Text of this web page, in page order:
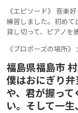
《エピソード》 音楽
練習しました。初め
貸し切って、ピアノを
《プロポーズの場所
福島県福島市
僕はおにぎり
や、君が握っ
い。そして一生